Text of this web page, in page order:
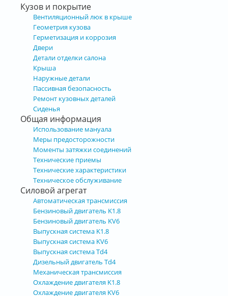
Кузов и покрытие
Вентиляционный люк в крыше
Геометрия кузова
Герметизация и коррозия
Двери
Детали отделки салона
Крыша
Наружные детали
Пассивная безопасность
Ремонт кузовных деталей
Сиденья
Общая информация
Использование мануала
Меры предосторожности
Моменты затяжки соединений
Технические приемы
Технические характеристики
Техническое обслуживание
Силовой агрегат
Автоматическая трансмиссия
Бензиновый двигатель K1.8
Бензиновый двигатель KV6
Выпускная система K1.8
Выпускная система KV6
Выпускная система Td4
Дизельный двигатель Td4
Механическая трансмиссия
Охлаждение двигателя K1.8
Охлаждение двигателя KV6